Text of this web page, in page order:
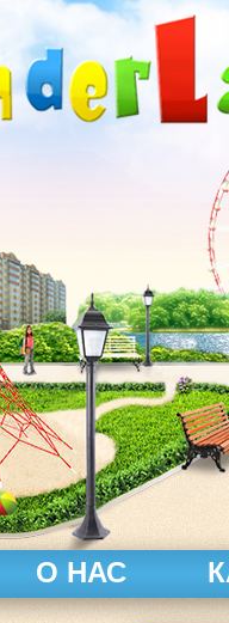
О НАС